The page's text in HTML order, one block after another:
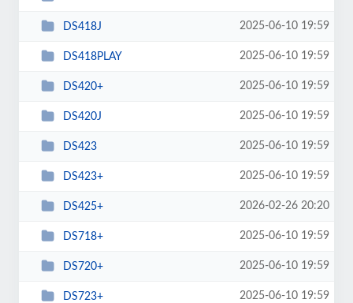
DS418J 2025-06-10 19:59
DS418PLAY 2025-06-10 19:59
DS420+ 2025-06-10 19:59
DS420J 2025-06-10 19:59
DS423 2025-06-10 19:59
DS423+ 2025-06-10 19:59
DS425+ 2026-02-26 20:20
DS718+ 2025-06-10 19:59
DS720+ 2025-06-10 19:59
DS723+ 2025-06-10 19:59